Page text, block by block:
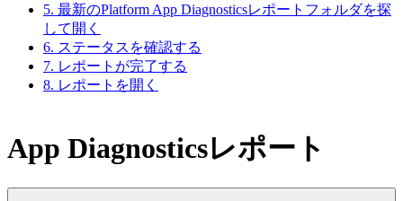
5. 最新のPlatform App Diagnosticsレポートフォルダを探
して開く
6. ステータスを確認する
7. レポートが完了する
8. レポートを開く
App Diagnosticsレポート